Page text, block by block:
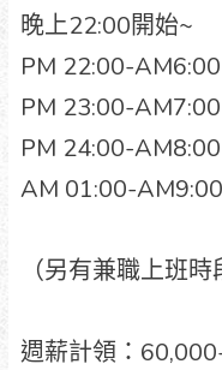
晚上22:00開始~
PM 22:00-AM6:00
PM 23:00-AM7:00
PM 24:00-AM8:00
AM 01:00-AM9:00
（另有兼職上班時
週薪計領：